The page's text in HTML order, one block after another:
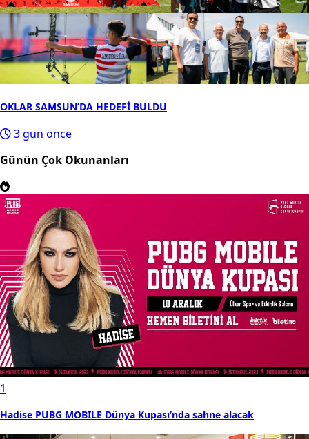
OKLAR SAMSUN’DA HEDEFİ BULDU
3 gün önce
Günün Çok Okunanları
1
Hadise PUBG MOBILE Dünya Kupası’nda sahne alacak